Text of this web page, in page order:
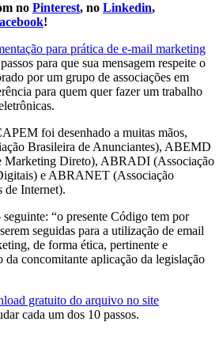
no Pinterest, no Linkedin,
!
para prática de e-mail marketing
para que sua mensagem respeite o
por um grupo de associações em
para quem quer fazer um trabalho
foi desenhado a muitas mãos,
Brasileira de Anunciantes), ABEMD
Marketing Direto), ABRADI (Associação
e ABRANET (Associação
de Internet).
“o presente Código tem por
seguidas para a utilização de email
de forma ética, pertinente e
da concomitante aplicação da legislação
gratuito do arquivo no site
cada um dos 10 passos.